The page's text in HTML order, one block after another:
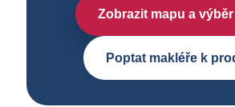
Zobrazit mapu a
Poptat makléře k